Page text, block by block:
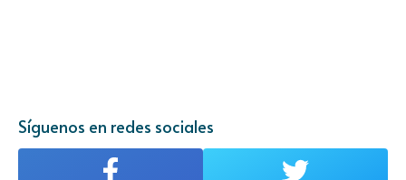
Síguenos en redes sociales